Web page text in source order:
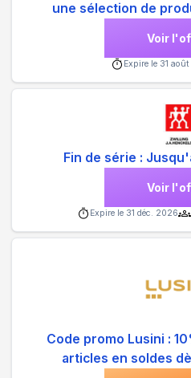
une sélection de
Voir
Expire le 31
Fin de série :
Voir
Expire le 31 déc. 2026
Code promo Lusini :
articles en soldes